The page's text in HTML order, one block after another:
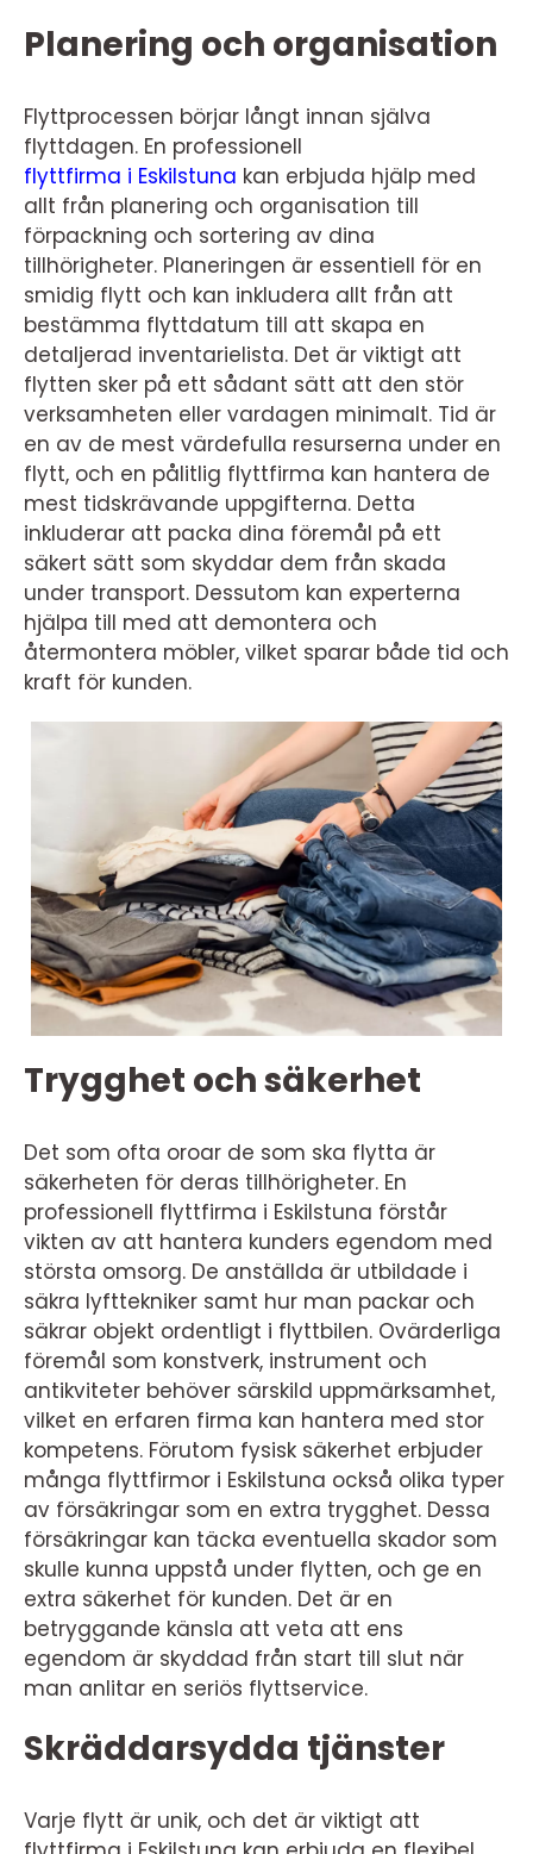
Planering och organisation
Flyttprocessen börjar långt innan själva
flyttdagen. En professionell
flyttfirma i Eskilstuna kan erbjuda hjälp med
allt från planering och organisation till
förpackning och sortering av dina
tillhörigheter. Planeringen är essentiell för en
smidig flytt och kan inkludera allt från att
bestämma flyttdatum till att skapa en
detaljerad inventarielista. Det är viktigt att
flytten sker på ett sådant sätt att den stör
verksamheten eller vardagen minimalt. Tid är
en av de mest värdefulla resurserna under en
flytt, och en pålitlig flyttfirma kan hantera de
mest tidskrävande uppgifterna. Detta
inkluderar att packa dina föremål på ett
säkert sätt som skyddar dem från skada
under transport. Dessutom kan experterna
hjälpa till med att demontera och
återmontera möbler, vilket sparar både tid och
kraft för kunden.
Trygghet och säkerhet
Det som ofta oroar de som ska flytta är
säkerheten för deras tillhörigheter. En
professionell flyttfirma i Eskilstuna förstår
vikten av att hantera kunders egendom med
största omsorg. De anställda är utbildade i
säkra lyfttekniker samt hur man packar och
säkrar objekt ordentligt i flyttbilen. Ovärderliga
föremål som konstverk, instrument och
antikviteter behöver särskild uppmärksamhet,
vilket en erfaren firma kan hantera med stor
kompetens. Förutom fysisk säkerhet erbjuder
många flyttfirmor i Eskilstuna också olika typer
av försäkringar som en extra trygghet. Dessa
försäkringar kan täcka eventuella skador som
skulle kunna uppstå under flytten, och ge en
extra säkerhet för kunden. Det är en
betryggande känsla att veta att ens
egendom är skyddad från start till slut när
man anlitar en seriös flyttservice.
Skräddarsydda tjänster
Varje flytt är unik, och det är viktigt att